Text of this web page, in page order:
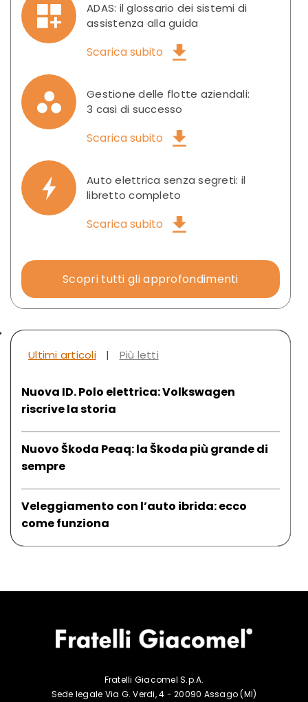
ADAS: il glossario dei sistemi di
assistenza alla guida
Scarica subito
Gestione delle flotte aziendali:
3 casi di successo
Scarica subito
Auto elettrica senza segreti: il
libretto completo
Scarica subito
Scopri tutti gli approfondimenti
Ultimi articoli | Più letti
Nuova ID. Polo elettrica: Volkswagen
riscrive la storia
Nuovo Škoda Peaq: la Škoda più grande di
sempre
Veleggiamento con l’auto ibrida: ecco
come funziona
Fratelli Giacomel S.p.A.
Sede legale Via G. Verdi, 4 - 20090 Assago (MI)